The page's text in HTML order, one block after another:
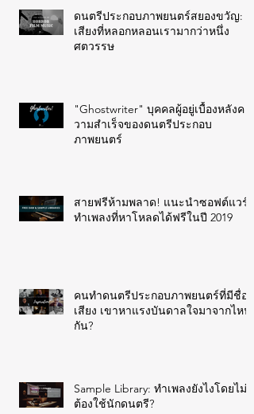
ดนตรีประกอบภาพยนตร์สยองขวัญ:
เสียงที่หลอกหลอนเรามากว่าหนึ่ง
ศตวรรษ
"Ghostwriter" บุคคลผู้อยู่เบื้องหลังค
วามสำเร็จของดนตรีประกอบ
ภาพยนตร์
สายฟรีห้ามพลาด! แนะนำซอฟต์แวร์
ทำเพลงที่หาโหลดได้ฟรีในปี 2019
คนทำดนตรีประกอบภาพยนตร์ที่มีชื่อ
เสียง เขาหาแรงบันดาลใจมาจากไหน
กัน?
Sample Library: ทำเพลงยังไงโดยไม่
ต้องใช้นักดนตรี?